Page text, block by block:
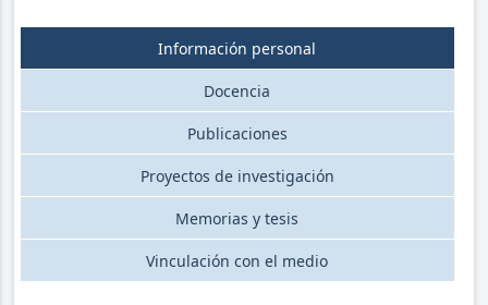
Información personal
Docencia
Publicaciones
Proyectos de investigación
Memorias y tesis
Vinculación con el medio